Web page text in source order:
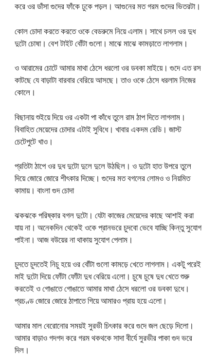
করে ওর ডাঁসা গুদের ফাঁকে ঢুকে পড়ল। আগুনের মত গরম গুদের ভিতরটা।
কোল চোদা করতে করতে ওকে বেডরুমে নিয়ে এলাম। সাথে চলল ওর দুধ
দুটো চোষা। বেশ টাইট বোঁটা গুলো। মাঝে মাঝে কামড়াতে লাগলাম।
ও আরামের চোটে আমার মাথা ঠেসে ধরলো ওর ডবকা মাইয়ে। গুদে এত রস
কাটছে যে বাড়াটা বারবার বেরিয়ে আসছে। তাও ওকে ঠেসে ধরলাম নিজের
কোলে।
বিছানায় শুইয়ে দিয়ে ওর একটা পা কাঁধে তুলে রাম ঠাপ দিতে লাগলাম।
বিবাহিত মেয়েদের চোদার এটাই সুবিধে। খাবার একদম রেডি। জাস্ট
চেটেপুটে খাও।
প্রতিটা ঠাপে ওর দুধ দুটো দুলে দুলে উঠছিল। ও দুটো হাত উপরে তুলে
দিয়ে জোরে জোরে শীৎকার দিচ্ছে। গুদের মত বগলের লোমও ও নিয়মিত
কামায়। বাংলা গুদ চোদা
ঝকঝকে পরিষ্কার বগল দুটো। যেটা কাজের মেয়েদের কাছে আশাই করা
যায় না। অনেকদিন থেকেই ওকে প্রানভরে চুদবো ভেবে যাচ্ছি কিন্তু সুযোগ
পাইনা। আজ বউয়ের না থাকায় সুযোগ পেলাম।
চুদতে চুদতেই নিচু হয়ে ওর বোঁটা গুলো কামড়ে খেতে লাগলাম। একটু পরেই
মাই দুটো দিয়ে ফোঁটা ফোঁটা দুধ বেরিয়ে এলো। চুষে চুষে দুধ খেতে শুরু
করতেই ও গোঙাতে গোঙাতে আমার মাথা ঠেসে ধরলো ওর ডবকা দুধে।
প্রচণ্ড জোরে জোরে ঠাপাতে গিয়ে আমারও প্রায় হয়ে এলো।
আমার মাল বেরোনোর সময়ই সুরভী চিৎকার করে গুদে জল ছেড়ে দিলো।
আমার বাড়াও গদগদ করে গরম থকথকে সাদা বীর্যে সুরভীর পাকা গুদ ভরে
দিল।